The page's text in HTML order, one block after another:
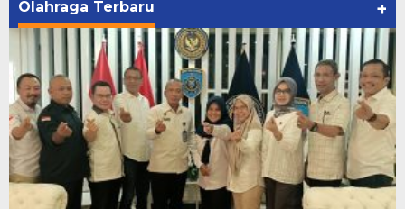
Olahraga Terbaru +